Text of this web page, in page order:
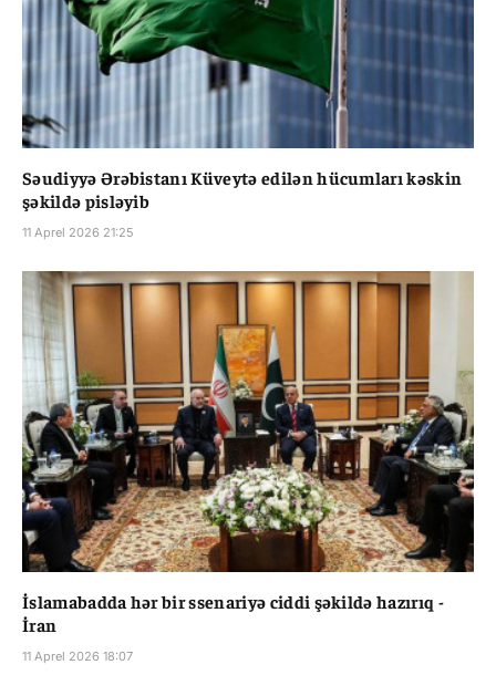
Səudiyyə Ərəbistanı Küveytə edilən hücumları kəskin
şəkildə pisləyib
11 Aprel 2026 21:25
İslamabadda hər bir ssenariyə ciddi şəkildə hazırıq -
İran
11 Aprel 2026 18:07